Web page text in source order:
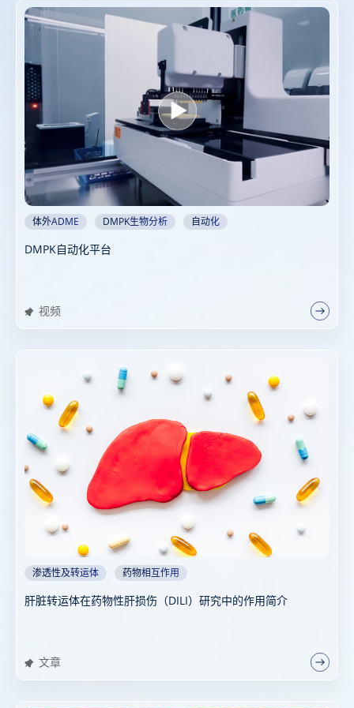
体外ADME DMPK生物分析 自动化
DMPK自动化平台
视频
渗透性及转运体 药物相互作用
肝脏转运体在药物性肝损伤（DILI）研究中的作用简介
文章